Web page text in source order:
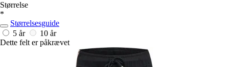
Størrelse
*
Størrelsesguide
5 år
10 år
Dette felt er påkrævet